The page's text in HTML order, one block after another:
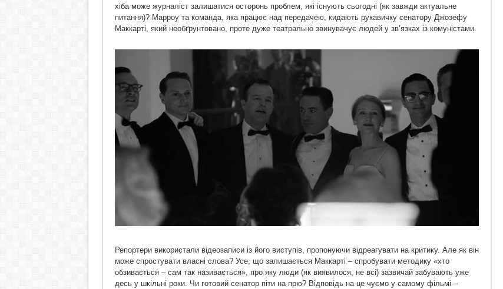
хіба може журналіст залишатися осторонь проблем, які існують сьогодні (як завжди актуальне
питання)? Марроу та команда, яка працює над передачею, кидають рукавичку сенатору Джозефу
Маккарті, який необґрунтовано, проте дуже театрально звинувачує людей у зв’язках із комуністами.
Репортери використали відеозаписи із його виступів, пропонуючи відреагувати на критику. Але як він
може спростувати власні слова? Усе, що залишається Маккарті – спробувати методику «хто
обзивається – сам так називається», про яку люди (як виявилося, не всі) зазвичай забувають уже
десь у шкільні роки. Чи готовий сенатор піти на прю? Відповідь на це чуємо у самому фільмі –